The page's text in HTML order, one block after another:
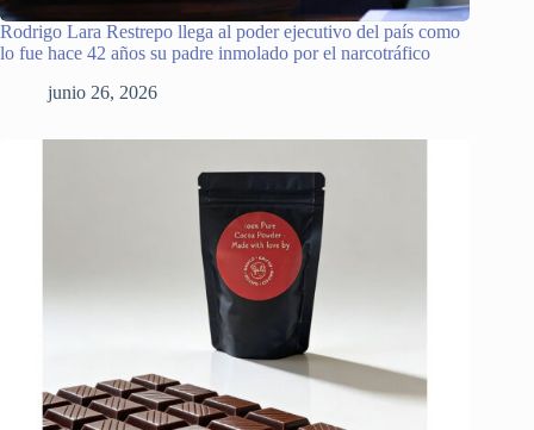
Rodrigo Lara Restrepo llega al poder ejecutivo del país como
lo fue hace 42 años su padre inmolado por el narcotráfico
junio 26, 2026